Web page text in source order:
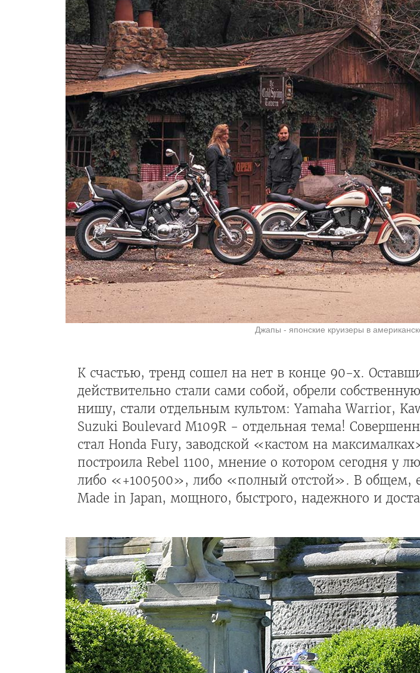
Джапы - японские круизеры в
К счастью, тренд сошел на нет в конце 90-х.
действительно стали сами собой, обрели
нишу, стали отдельным культом: Yamaha Warrior,
Suzuki Boulevard M109R - отдельная тема!
стал Honda Fury, заводской «кастом на
построила Rebel 1100, мнение о котором сегодня у
либо «+100500», либо «полный отстой». В общем,
Made in Japan, мощного, быстрого, надежного и